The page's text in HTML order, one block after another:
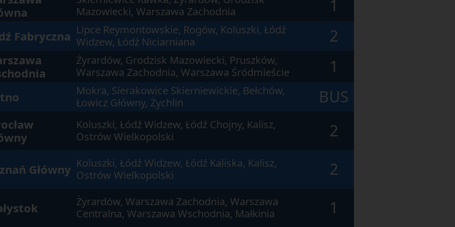
Mazowiecki, Warszawa Zachodnia
1
Fabryczna Lipce Reymontowskie, Rogów, Koluszki, Łódź
Widzew, Łódź Niciarniana
2
Żyrardów, Grodzisk Mazowiecki, Pruszków,
Warszawa Zachodnia, Warszawa Śródmieście
1
Mokra, Sierakowice Skierniewickie, Bełchów,
Łowicz Główny, Żychlin
BUS
Koluszki, Łódź Widzew, Łódź Chojny, Kalisz,
Ostrów Wielkopolski
2
Główny Koluszki, Łódź Widzew, Łódź Kaliska, Kalisz,
Ostrów Wielkopolski
2
Żyrardów, Warszawa Zachodnia, Warszawa
Centralna, Warszawa Wschodnia, Małkinia
1